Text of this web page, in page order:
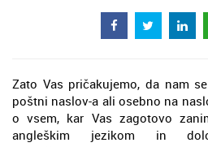
Zato Vas pričakujemo, da nam
poštni naslov-a ali osebno na
o vsem, kar Vas zagotovo
angleškim jezikom in